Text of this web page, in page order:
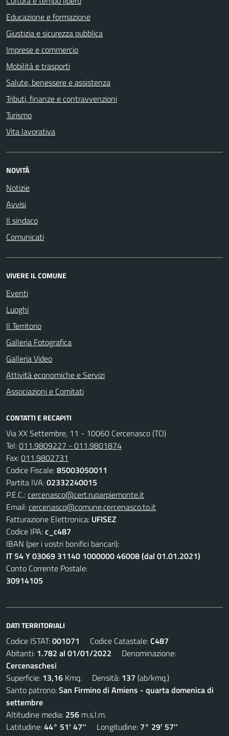
Educazione e formazione
Giustizia e sicurezza pubblica
Imprese e commercio
Mobilità e trasporti
Salute, benessere e assistenza
Tributi, finanze e contravvenzioni
Turismo
Vita lavorativa
NOVITÀ
Notizie
Avvisi
Il sindaco
Comunicati
VIVERE IL COMUNE
Eventi
Luoghi
Il Territorio
Galleria Fotografica
Galleria Video
Attività economiche e Servizi
Associazioni e Comitati
CONTATTI E RECAPITI
Via XX Settembre, 11 - 10060 Cercenasco (TO)
Tel:011.9809227 - 011.9801874
Fax:011.9802731
Codice Fiscale:85003050011
Partita IVA:02332240015
P.E.C.:cercenasco@cert.ruparpiemonte.it
Email:cercenasco@comune.cercenasco.to.it
Fatturazione Elettronica: UFISEZ
Codice IPA:c_c487
IBAN (per i vostri bonifici bancari):
IT 54 Y 03069 31140 1000000 46008 (dal 01.01.2021)
Conto Corrente Postale:
30914105
DATI TERRITORIALI
Codice ISTAT:001071 Codice Catastale:C487
Abitanti: 1.782 al 01/01/2022 Denominazione:
Cercenaschesi
Superficie: 13,16 Kmq. Densità: 137 (ab/kmq.)
Santo patrono:San Firmino di Amiens - quarta domenica di
settembre
Altitudine media: 256 m.s.l.m.
Latitudine:44° 51' 47'' Longitudine: 7° 29' 57''